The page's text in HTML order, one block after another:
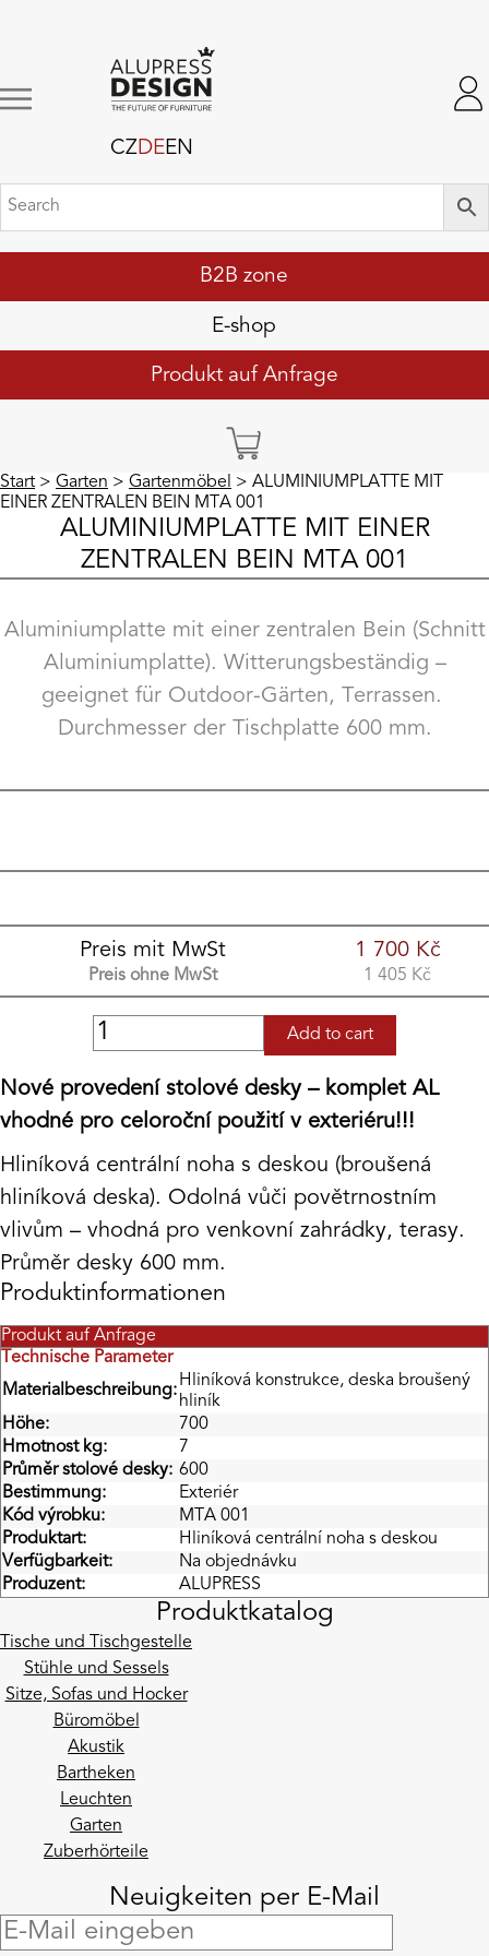
B2B zone
E-shop
Produkt auf Anfrage
CZDEEN
Start > Garten > Gartenmöbel > ALUMINIUMPLATTE MIT
EINER ZENTRALEN BEIN MTA 001
ALUMINIUMPLATTE MIT EINER
ZENTRALEN BEIN MTA 001
Aluminiumplatte mit einer zentralen Bein (Schnitt
Aluminiumplatte). Witterungsbeständig –
geeignet für Outdoor-Gärten, Terrassen.
Durchmesser der Tischplatte 600 mm.
Nové provedení stolové desky – komplet AL
vhodné pro celoroční použití v exteriéru!!!
Hliníková centrální noha s deskou (broušená
hliníková deska). Odolná vůči povětrnostním
vlivům – vhodná pro venkovní zahrádky, terasy.
Průměr desky 600 mm.
Preis mit MwSt 1 700 Kč
Preis ohne MwSt 1 405 Kč
Add to cart
Produktinformationen
Technische Parameter
Produkt auf Anfrage
Materialbeschreibung:
Hliníková konstrukce, deska broušený
hliník
Höhe:
700
Hmotnost kg:
7
Průměr stolové desky: 600
Bestimmung:
Exteriér
Kód výrobku:
MTA 001
Produktart:
Hliníková centrální noha s deskou
Verfügbarkeit:
Na objednávku
Produzent:
ALUPRESS
Produktkatalog
Tische und Tischgestelle
Stühle und Sessels
Sitze, Sofas und Hocker
Büromöbel
Akustik
Bartheken
Leuchten
Garten
Zuberhörteile
Neuigkeiten per E-Mail